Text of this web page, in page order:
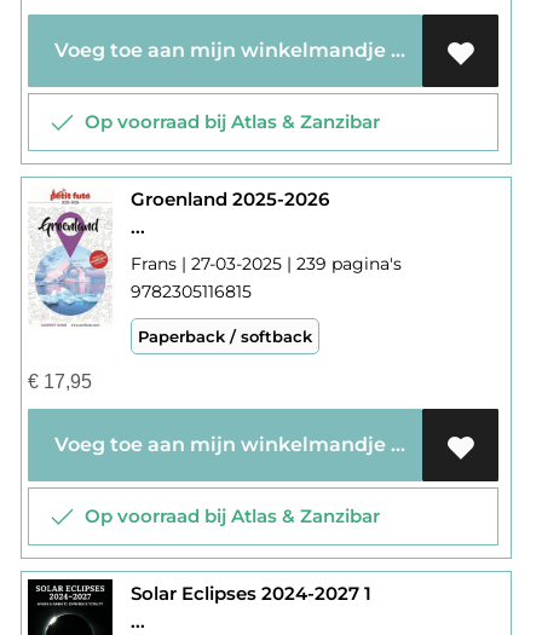
Voeg toe aan mijn winkelmandje
Op voorraad bij Atlas & Zanzibar
Groenland 2025-2026
...
Frans | 27-03-2025 | 239 pagina's
9782305116815
Paperback / softback
€17,95
Voeg toe aan mijn winkelmandje
Op voorraad bij Atlas & Zanzibar
Solar Eclipses 2024-2027 1
...